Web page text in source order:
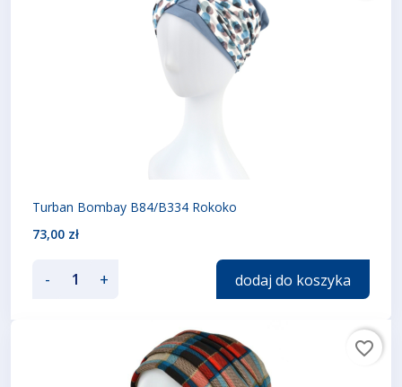
Turban Bombay B84/B334 Rokoko
73,00 zł
- + dodaj do koszyka
favorite_border